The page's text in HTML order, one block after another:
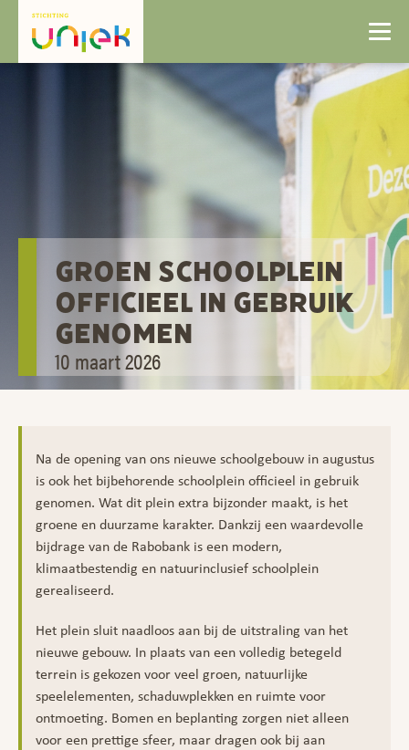
GROEN SCHOOLPLEIN
OFFICIEEL IN GEBRUIK
GENOMEN
10 maart 2026
Na de opening van ons nieuwe schoolgebouw in augustus
is ook het bijbehorende schoolplein officieel in gebruik
genomen. Wat dit plein extra bijzonder maakt, is het
groene en duurzame karakter. Dankzij een waardevolle
bijdrage van de Rabobank is een modern,
klimaatbestendig en natuurinclusief schoolplein
gerealiseerd.
Het plein sluit naadloos aan bij de uitstraling van het
nieuwe gebouw. In plaats van een volledig betegeld
terrein is gekozen voor veel groen, natuurlijke
speelelementen, schaduwplekken en ruimte voor
ontmoeting. Bomen en beplanting zorgen niet alleen
voor een prettige sfeer, maar dragen ook bij aan